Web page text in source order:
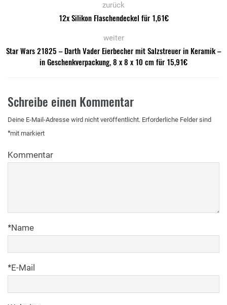
zurück
12x Silikon Flaschendeckel für 1,61€
weiter
Star Wars 21825 – Darth Vader Eierbecher mit Salzstreuer in Keramik –
in Geschenkverpackung, 8 x 8 x 10 cm für 15,91€
Schreibe einen Kommentar
Deine E-Mail-Adresse wird nicht veröffentlicht. Erforderliche Felder sind
mit
* markiert
Kommentar
Name
*
E-Mail
*